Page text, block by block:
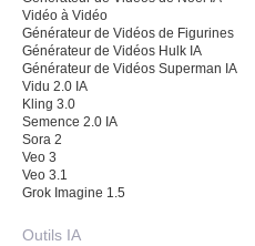
Vidéo à Vidéo
Générateur de Vidéos de Figurines
Générateur de Vidéos Hulk IA
Générateur de Vidéos Superman IA
Vidu 2.0 IA
Kling 3.0
Semence 2.0 IA
Sora 2
Veo 3
Veo 3.1
Grok Imagine 1.5
Outils IA